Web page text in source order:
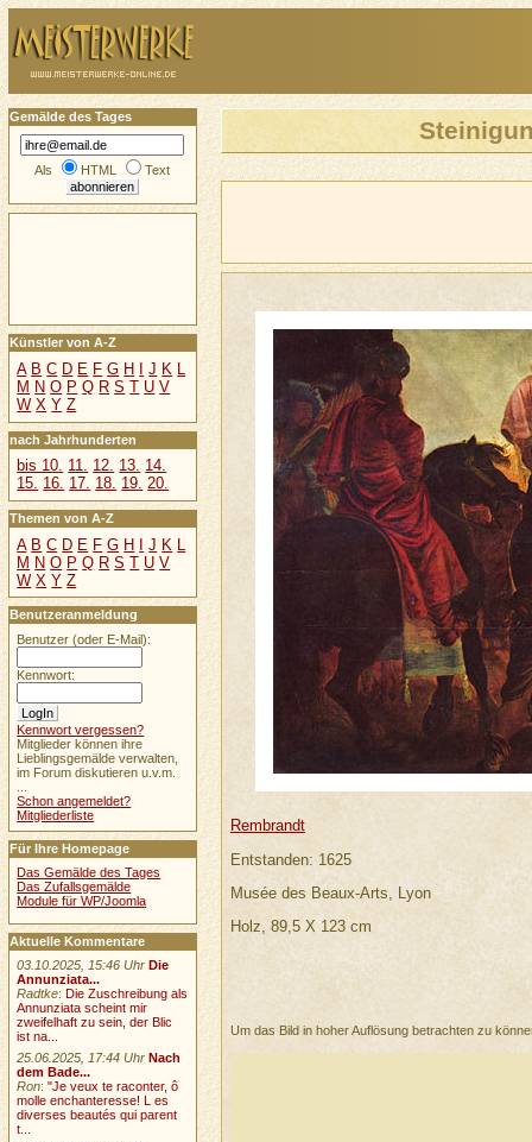
Rembrandt
Entstanden: 1625
Musée des Beaux-Arts, Lyon
Holz, 89,5 X 123 cm
Um das Bild in hoher Auflösung betrachten zu
Gemälde des Tages
Als HTML Text
Künstler von A-Z
A B C D E F G H J K L
M N O P Q R S T U V
W X Y Z
nach Jahrhunderten
bis 10. 11. 12. 13. 14.
15. 16. 17. 18. 19. 20.
Themen von A-Z
A B C D E F G H I J K L
M N O P Q R S T U V
W X Y Z
Benutzeranmeldung
Benutzer (oder E-Mail):
Kennwort:
Kennwort vergessen?
Mitglieder können ihre
Lieblingsgemälde verwalten,
im Forum diskutieren u.v.m.
Schon angemeldet?
Mitgliederliste
Für Ihre Homepage
Das Gemälde des Tages
Das Zufallsgemälde
Module für WP/Joomla
Aktuelle Kommentare
03.10.2025, 15:46 Uhr Die
Annunziata...
Radtke: Die Zuschreibung als
Annunziata scheint mir
zweifelhaft zu sein, der Blic
ist na...
25.06.2025, 17:44 Uhr Nach
dem Bade...
Ron:"Je veux te raconter, ô
molle enchanteresse! L es
diverses beautés qui parent
t...